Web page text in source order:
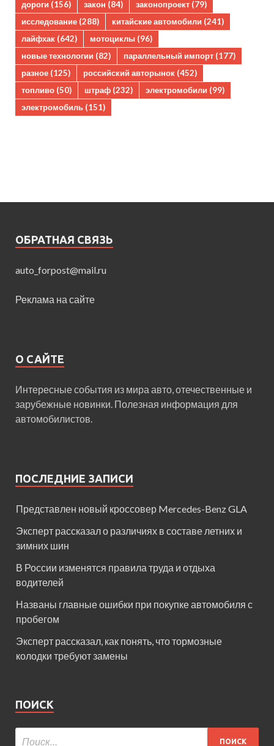
дороги (156) закон (84) законопроект (79)
исследование (288) китайские автомобили (241)
лайфхак (642) мотоциклы (96)
новые технологии (82) параллельный импорт (177)
разное (125) российский авторынок (452)
топливо (50) штраф (232) электромобили (99)
электромобиль (151)
ОБРАТНАЯ СВЯЗЬ
auto_forpost@mail.ru
Реклама на сайте
О САЙТЕ
Интересные события из мира авто, отечественные и
зарубежные новинки. Полезная информация для
автомобилистов.
ПОСЛЕДНИЕ ЗАПИСИ
Представлен новый кроссовер Mercedes-Benz GLA
Эксперт рассказал о различиях в составе летних и
зимних шин
В России изменятся правила труда и отдыха
водителей
Названы главные ошибки при покупке автомобиля с
пробегом
Эксперт рассказал, как понять, что тормозные
колодки требуют замены
ПОИСК